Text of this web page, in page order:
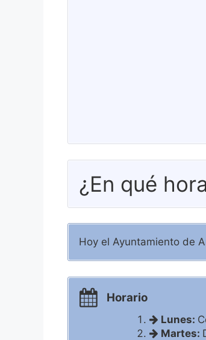
¿En qué
Hoy el Ayuntamiento de
Horario
Lunes:
Martes: